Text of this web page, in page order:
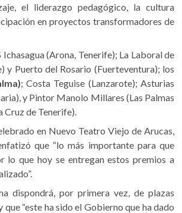
el liderazgo pedagógico, la cultura
en proyectos transformadores de
(Arona, Tenerife); La Laboral de
y Puerto del Rosario (Fuerteventura); los
; Costa Teguise (Lanzarote); Asturias
y Pintor Manolo Millares (Las Palmas
Cruz de Tenerife).
en Nuevo Teatro Viejo de Arucas,
que “lo más importante para que
lo que hoy se entregan estos premios a
dispondrá, por primera vez, de plazas
“este ha sido el Gobierno que ha dado